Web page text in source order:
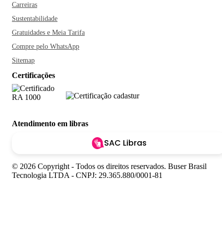
Carreiras
Sustentabilidade
Gratuidades e Meia Tarifa
Compre pelo WhatsApp
Sitemap
Certificações
Atendimento em libras
SAC Libras
© 2026 Copyright - Todos os direitos reservados. Buser Brasil
Tecnologia LTDA - CNPJ: 29.365.880/0001-81